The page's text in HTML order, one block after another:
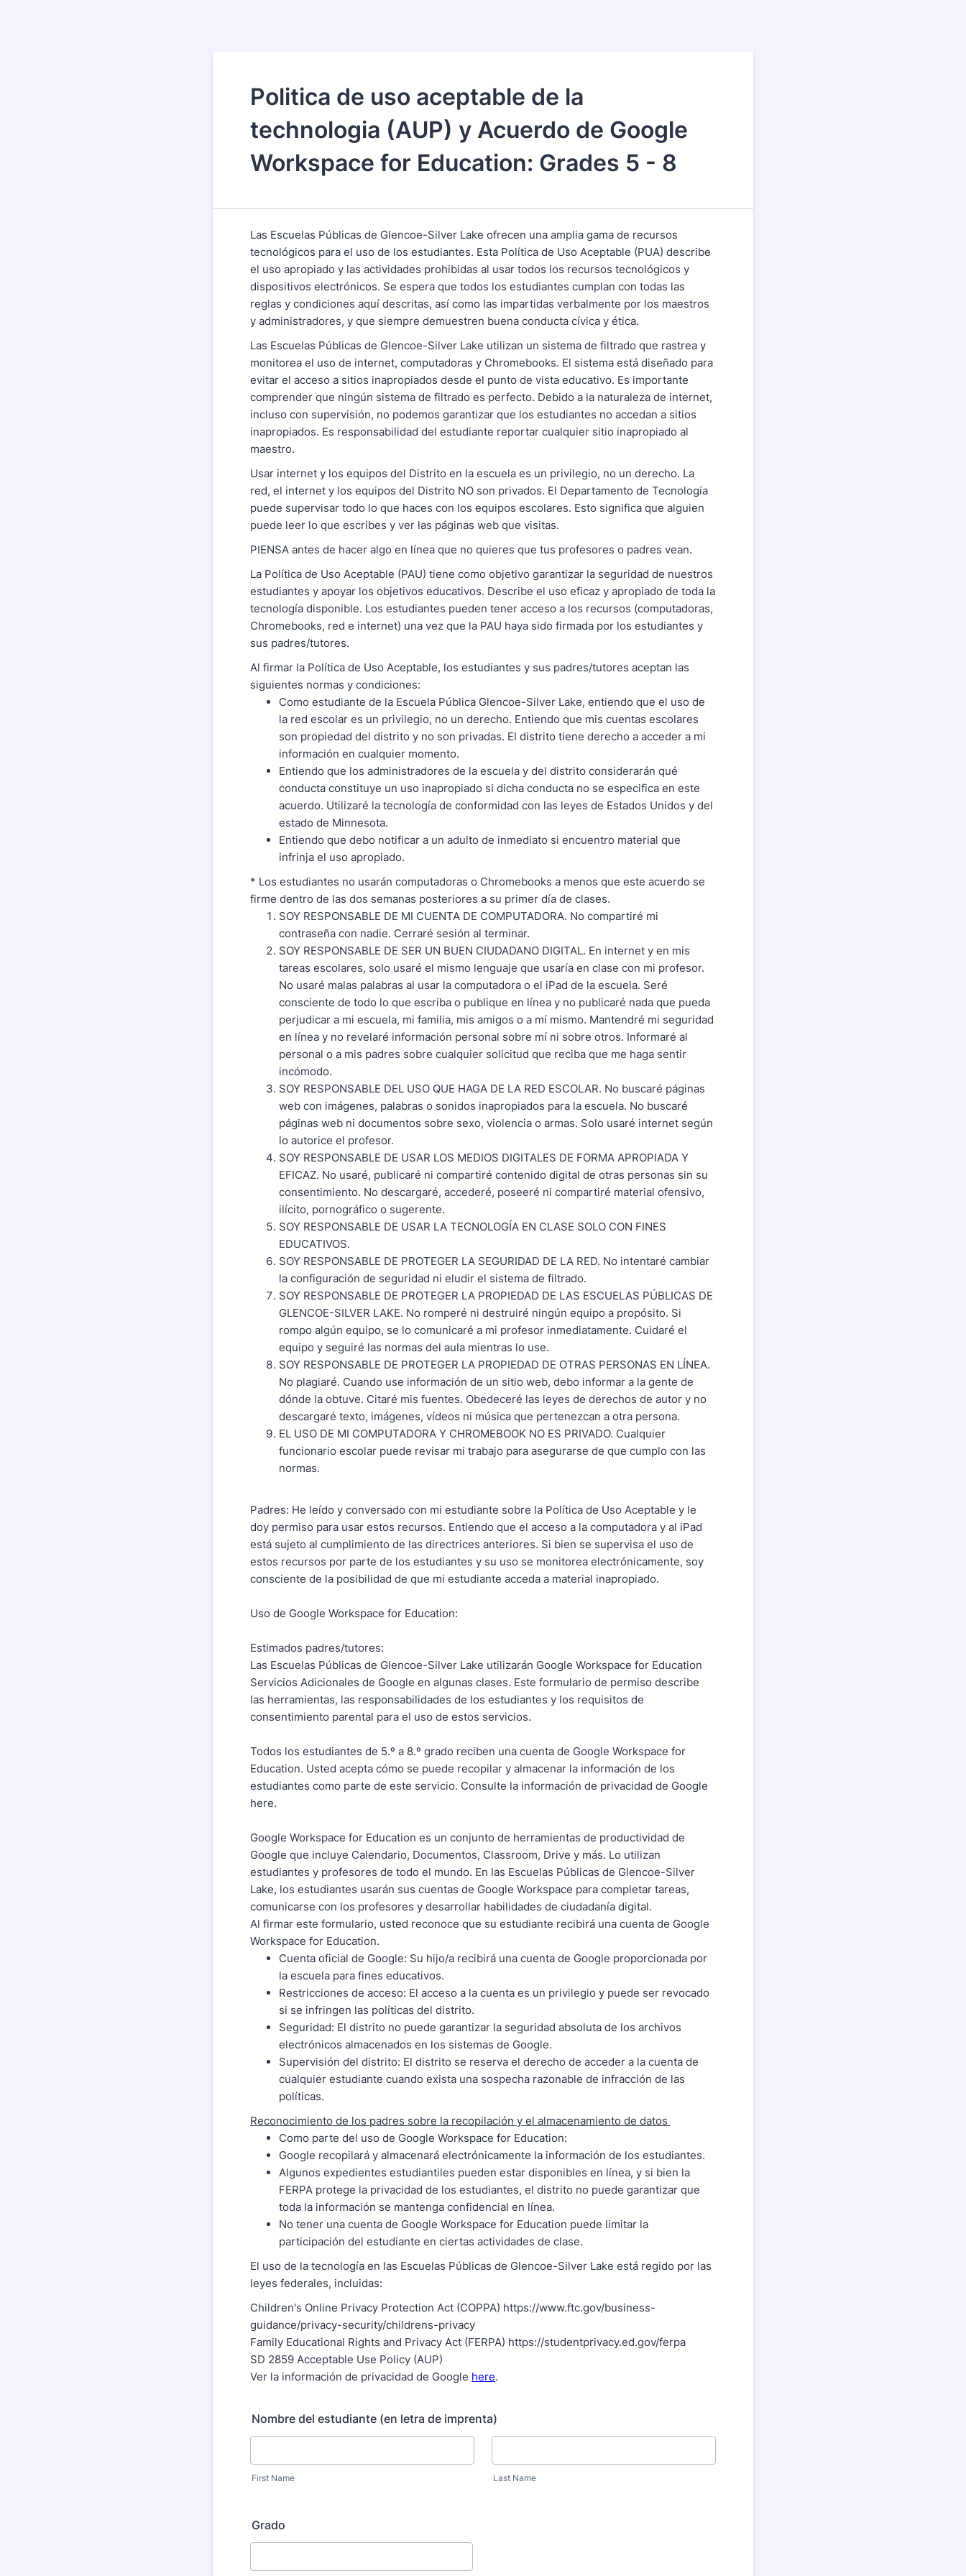
Politica de uso aceptable de la
technologia (AUP) y Acuerdo de Google
Workspace for Education: Grades 5 - 8
Las Escuelas Públicas de Glencoe-Silver Lake ofrecen una amplia gama de recursos
tecnológicos para el uso de los estudiantes. Esta Política de Uso Aceptable (PUA) describe
el uso apropiado y las actividades prohibidas al usar todos los recursos tecnológicos y
dispositivos electrónicos. Se espera que todos los estudiantes cumplan con todas las
reglas y condiciones aquí descritas, así como las impartidas verbalmente por los maestros
y administradores, y que siempre demuestren buena conducta cívica y ética.
Las Escuelas Públicas de Glencoe-Silver Lake utilizan un sistema de filtrado que rastrea y
monitorea el uso de internet, computadoras y Chromebooks. El sistema está diseñado para
evitar el acceso a sitios inapropiados desde el punto de vista educativo. Es importante
comprender que ningún sistema de filtrado es perfecto. Debido a la naturaleza de internet,
incluso con supervisión, no podemos garantizar que los estudiantes no accedan a sitios
inapropiados. Es responsabilidad del estudiante reportar cualquier sitio inapropiado al
maestro.
Usar internet y los equipos del Distrito en la escuela es un privilegio, no un derecho. La
red, el internet y los equipos del Distrito NO son privados. El Departamento de Tecnología
puede supervisar todo lo que haces con los equipos escolares. Esto significa que alguien
puede leer lo que escribes y ver las páginas web que visitas.
PIENSA antes de hacer algo en línea que no quieres que tus profesores o padres vean.
La Política de Uso Aceptable (PAU) tiene como objetivo garantizar la seguridad de nuestros
estudiantes y apoyar los objetivos educativos. Describe el uso eficaz y apropiado de toda la
tecnología disponible. Los estudiantes pueden tener acceso a los recursos (computadoras,
Chromebooks, red e internet) una vez que la PAU haya sido firmada por los estudiantes y
sus padres/tutores.
Al firmar la Política de Uso Aceptable, los estudiantes y sus padres/tutores aceptan las
siguientes normas y condiciones:
Como estudiante de la Escuela Pública Glencoe-Silver Lake, entiendo que el uso de
la red escolar es un privilegio, no un derecho. Entiendo que mis cuentas escolares
son propiedad del distrito y no son privadas. El distrito tiene derecho a acceder a mi
información en cualquier momento.
Entiendo que los administradores de la escuela y del distrito considerarán qué
conducta constituye un uso inapropiado si dicha conducta no se especifica en este
acuerdo. Utilizaré la tecnología de conformidad con las leyes de Estados Unidos y del
estado de Minnesota.
Entiendo que debo notificar a un adulto de inmediato si encuentro material que
infrinja el uso apropiado.
* Los estudiantes no usarán computadoras o Chromebooks a menos que este acuerdo se
firme dentro de las dos semanas posteriores a su primer día de clases.
SOY RESPONSABLE DE MI CUENTA DE COMPUTADORA. No compartiré mi
contraseña con nadie. Cerraré sesión al terminar.
SOY RESPONSABLE DE SER UN BUEN CIUDADANO DIGITAL. En internet y en mis
tareas escolares, solo usaré el mismo lenguaje que usaría en clase con mi profesor.
No usaré malas palabras al usar la computadora o el iPad de la escuela. Seré
consciente de todo lo que escriba o publique en línea y no publicaré nada que pueda
perjudicar a mi escuela, mi familia, mis amigos o a mí mismo. Mantendré mi seguridad
en línea y no revelaré información personal sobre mí ni sobre otros. Informaré al
personal o a mis padres sobre cualquier solicitud que reciba que me haga sentir
incómodo.
SOY RESPONSABLE DEL USO QUE HAGA DE LA RED ESCOLAR. No buscaré páginas
web con imágenes, palabras o sonidos inapropiados para la escuela. No buscaré
páginas web ni documentos sobre sexo, violencia o armas. Solo usaré internet según
lo autorice el profesor.
SOY RESPONSABLE DE USAR LOS MEDIOS DIGITALES DE FORMA APROPIADA Y
EFICAZ. No usaré, publicaré ni compartiré contenido digital de otras personas sin su
consentimiento. No descargaré, accederé, poseeré ni compartiré material ofensivo,
ilícito, pornográfico o sugerente.
SOY RESPONSABLE DE USAR LA TECNOLOGÍA EN CLASE SOLO CON FINES
EDUCATIVOS.
SOY RESPONSABLE DE PROTEGER LA SEGURIDAD DE LA RED. No intentaré cambiar
la configuración de seguridad ni eludir el sistema de filtrado.
SOY RESPONSABLE DE PROTEGER LA PROPIEDAD DE LAS ESCUELAS PÚBLICAS DE
GLENCOE-SILVER LAKE. No romperé ni destruiré ningún equipo a propósito. Si
rompo algún equipo, se lo comunicaré a mi profesor inmediatamente. Cuidaré el
equipo y seguiré las normas del aula mientras lo use.
SOY RESPONSABLE DE PROTEGER LA PROPIEDAD DE OTRAS PERSONAS EN LÍNEA.
No plagiaré. Cuando use información de un sitio web, debo informar a la gente de
dónde la obtuve. Citaré mis fuentes. Obedeceré las leyes de derechos de autor y no
descargaré texto, imágenes, vídeos ni música que pertenezcan a otra persona.
EL USO DE MI COMPUTADORA Y CHROMEBOOK NO ES PRIVADO. Cualquier
funcionario escolar puede revisar mi trabajo para asegurarse de que cumplo con las
normas.
Padres: He leído y conversado con mi estudiante sobre la Política de Uso Aceptable y le
doy permiso para usar estos recursos. Entiendo que el acceso a la computadora y al iPad
está sujeto al cumplimiento de las directrices anteriores. Si bien se supervisa el uso de
estos recursos por parte de los estudiantes y su uso se monitorea electrónicamente, soy
consciente de la posibilidad de que mi estudiante acceda a material inapropiado.
Uso de Google Workspace for Education:
Estimados padres/tutores:
Las Escuelas Públicas de Glencoe-Silver Lake utilizarán Google Workspace for Education
Servicios Adicionales de Google en algunas clases. Este formulario de permiso describe
las herramientas, las responsabilidades de los estudiantes y los requisitos de
consentimiento parental para el uso de estos servicios.
Todos los estudiantes de 5.º a 8.º grado reciben una cuenta de Google Workspace for
Education. Usted acepta cómo se puede recopilar y almacenar la información de los
estudiantes como parte de este servicio. Consulte la información de privacidad de Google
here.
Google Workspace for Education es un conjunto de herramientas de productividad de
Google que incluye Calendario, Documentos, Classroom, Drive y más. Lo utilizan
estudiantes y profesores de todo el mundo. En las Escuelas Públicas de Glencoe-Silver
Lake, los estudiantes usarán sus cuentas de Google Workspace para completar tareas,
comunicarse con los profesores y desarrollar habilidades de ciudadanía digital.
Al firmar este formulario, usted reconoce que su estudiante recibirá una cuenta de Google
Workspace for Education.
Cuenta oficial de Google: Su hijo/a recibirá una cuenta de Google proporcionada por
la escuela para fines educativos.
Restricciones de acceso: El acceso a la cuenta es un privilegio y puede ser revocado
si se infringen las políticas del distrito.
Seguridad: El distrito no puede garantizar la seguridad absoluta de los archivos
electrónicos almacenados en los sistemas de Google.
Supervisión del distrito: El distrito se reserva el derecho de acceder a la cuenta de
cualquier estudiante cuando exista una sospecha razonable de infracción de las
políticas.
Reconocimiento de los padres sobre la recopilación y el almacenamiento de datos
Como parte del uso de Google Workspace for Education:
Google recopilará y almacenará electrónicamente la información de los estudiantes.
Algunos expedientes estudiantiles pueden estar disponibles en línea, y si bien la
FERPA protege la privacidad de los estudiantes, el distrito no puede garantizar que
toda la información se mantenga confidencial en línea.
No tener una cuenta de Google Workspace for Education puede limitar la
participación del estudiante en ciertas actividades de clase.
El uso de la tecnología en las Escuelas Públicas de Glencoe-Silver Lake está regido por las
leyes federales, incluidas:
Children's Online Privacy Protection Act (COPPA) https://www.ftc.gov/business-
guidance/privacy-security/childrens-privacy
Family Educational Rights and Privacy Act (FERPA) https://studentprivacy.ed.gov/ferpa
SD 2859 Acceptable Use Policy (AUP)
Ver la información de privacidad de Google here.
Nombre del estudiante (en letra de imprenta)
First Name Last Name
Grado